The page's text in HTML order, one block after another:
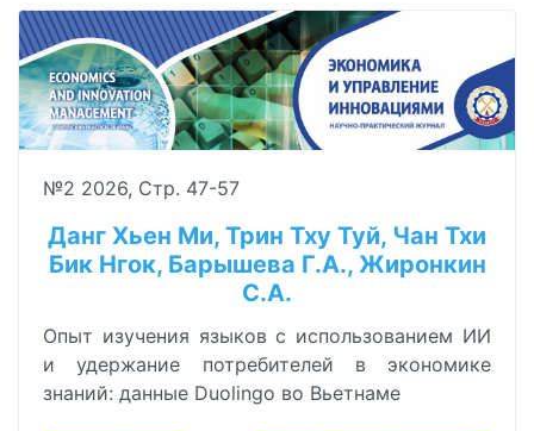
№2 2026, Стр. 47-57
Данг Хьен Ми, Трин Тху Туй, Чан Тхи
Бик Нгок, Барышева Г.А., Жиронкин
С.А.
Опыт изучения языков с использованием ИИ
и удержание потребителей в экономике
знаний: данные Duolingo во Вьетнаме